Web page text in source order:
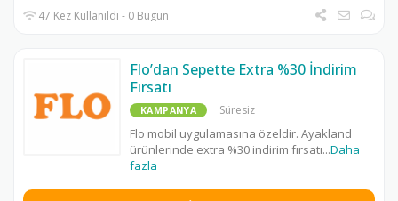
47 Kez Kullanıldı - 0 Bugün
Flo’dan Sepette Extra %30 İndirim
Fırsatı
KAMPANYA Süresiz
Flo mobil uygulamasına özeldir. Ayakland
ürünlerinde extra %30 indirim fırsatı...Daha
fazla